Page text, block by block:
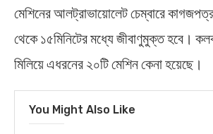
মেশিনের আলট্রাভায়োলেট চেম্বারে
থেকে ১৫মিনিটের মধ্যে জীবাণুমুক্ত হবে।
মিলিয়ে এধরনের ২০টি মেশিন কেনা হয়েছে।
You Might Also Like